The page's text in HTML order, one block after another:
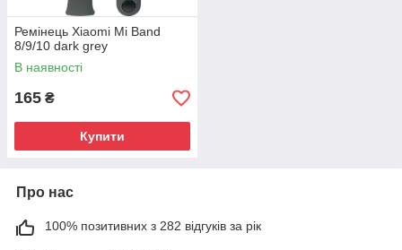
Ремінець Xiaomi Mi Band
8/9/10 dark grey
В наявності
165 ₴
Купити
Про нас
100% позитивних з 282 відгуків за рік